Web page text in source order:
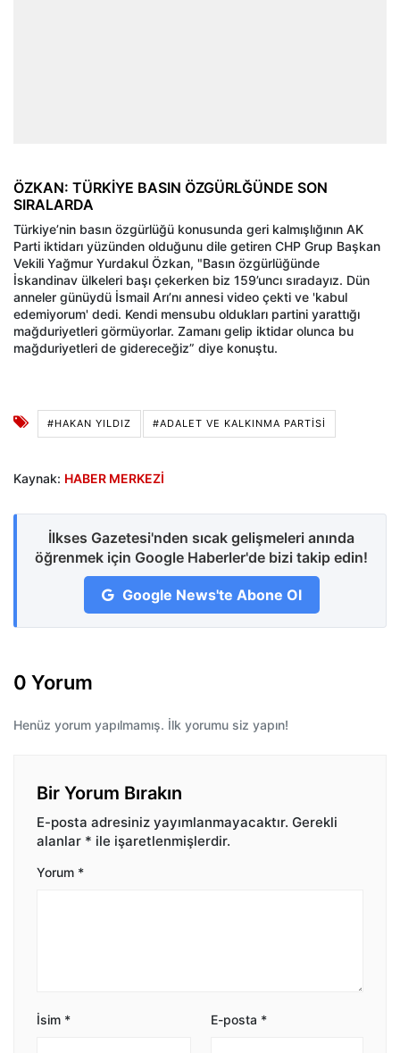
ÖZKAN: TÜRKİYE BASIN ÖZGÜRLĞÜNDE SON
SIRALARDA
Türkiye’nin basın özgürlüğü konusunda geri kalmışlığının AK
Parti iktidarı yüzünden olduğunu dile getiren CHP Grup Başkan
Vekili Yağmur Yurdakul Özkan, "Basın özgürlüğünde
İskandinav ülkeleri başı çekerken biz 159’uncı sıradayız. Dün
anneler günüydü İsmail Arı’nı annesi video çekti ve 'kabul
edemiyorum' dedi. Kendi mensubu oldukları partini yarattığı
mağduriyetleri görmüyorlar. Zamanı gelip iktidar olunca bu
mağduriyetleri de gidereceğiz” diye konuştu.
#HAKAN YILDIZ #ADALET VE KALKINMA PARTISI
Kaynak: HABER MERKEZİ
İlkses Gazetesi'nden sıcak gelişmeleri anında
öğrenmek için Google Haberler'de bizi takip edin!
Google News'te Abone Ol
0 Yorum
Henüz yorum yapılmamış. İlk yorumu siz yapın!
Bir Yorum Bırakın
E-posta adresiniz yayımlanmayacaktır. Gerekli
alanlar * ile işaretlenmişlerdir.
Yorum *
İsim * E-posta *